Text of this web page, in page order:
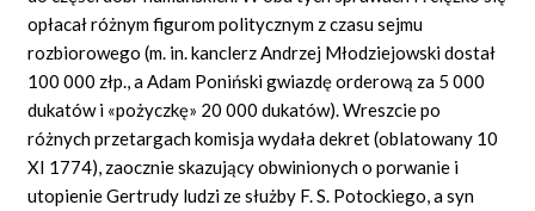
opłacał różnym figurom politycznym z czasu sejmu
rozbiorowego (m. in. kanclerz Andrzej Młodziejowski dostał
100 000 złp., a Adam Poniński gwiazdę orderową za 5 000
dukatów i «pożyczkę» 20 000 dukatów). Wreszcie po
różnych przetargach komisja wydała dekret (oblatowany 10
XI 1774), zaocznie skazujący obwinionych o porwanie i
utopienie Gertrudy ludzi ze służby F. S. Potockiego, a syn